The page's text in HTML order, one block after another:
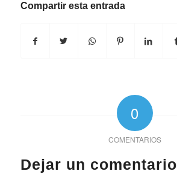
Compartir esta entrada
0
COMENTARIOS
Dejar un comentario